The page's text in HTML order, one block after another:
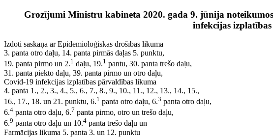
Grozījumi Ministru kabineta 2020. gada 9. jūnija
infekcijas
Izdoti saskaņā ar Epidemioloģiskās drošības likuma
3. panta otro daļu, 14. panta pirmās daļas 5. punktu,
19. panta pirmo un 2.1 daļu, 19.1 pantu, 30. panta trešo daļu,
31. panta piekto daļu, 39. panta pirmo un otro daļu,
Covid-19 infekcijas izplatības pārvaldības likuma
4. panta 1., 2., 3., 4., 5., 6., 7., 8., 9., 10., 11., 12., 13., 14., 15.,
16., 17., 18. un 21. punktu, 6.1 panta otro daļu, 6.3 panta otro daļu,
6.4 panta otro daļu, 6.7 panta pirmo, otro un trešo daļu,
6.9 panta otro daļu un 10.4 panta trešo daļu un
Farmācijas likuma 5. panta 3. un 12. punktu